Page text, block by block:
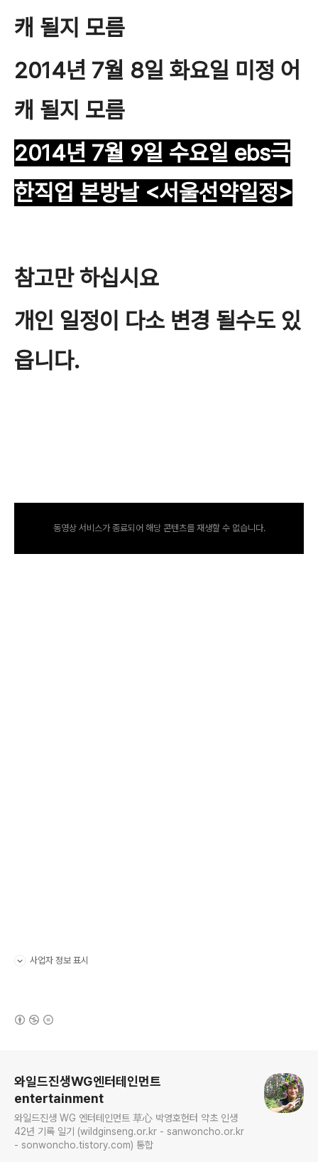
캐 될지 모름
2014년 7월 8일 화요일 미정 어
캐 될지 모름
2014년 7월 9일 수요일 ebs극
한직업 본방날 <서울선약일정>
참고만 하십시요
개인 일정이 다소 변경 될수도 있
읍니다.
동영상 서비스가 종료되어 해당 콘텐츠를 재생할 수 없습니다.
사업자 정보 표시
와일드진생WG엔터테인먼트
entertainment
와일드진생 WG 엔터테인먼트 草心 박영호헌터 약초 인생
42년 기록 일기 (wildginseng.or.kr - sanwoncho.or.kr
- sonwoncho.tistory.com) 통합